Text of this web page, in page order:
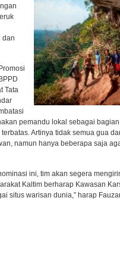
dan
Tata
pemandu lokal sebagai
Artinya tidak semua gua
namun hanya beberapa saja
ini, tim akan segera
Kaltim berharap Kawasan
situs warisan dunia,” harap